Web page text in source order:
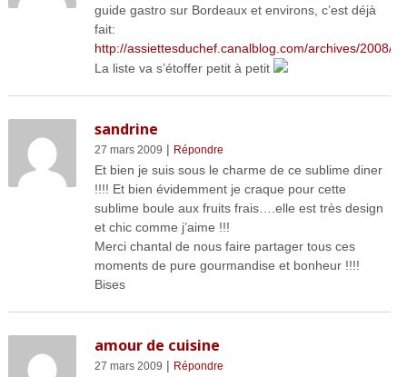
guide gastro sur Bordeaux et environs, c’est déjà
fait:
http://assiettesduchef.canalblog.com/archives/2008/
La liste va s’étoffer petit à petit
sandrine
27 mars 2009 | Répondre
Et bien je suis sous le charme de ce sublime diner
!!!! Et bien évidemment je craque pour cette
sublime boule aux fruits frais….elle est très design
et chic comme j’aime !!!
Merci chantal de nous faire partager tous ces
moments de pure gourmandise et bonheur !!!!
Bises
amour de cuisine
27 mars 2009 | Répondre